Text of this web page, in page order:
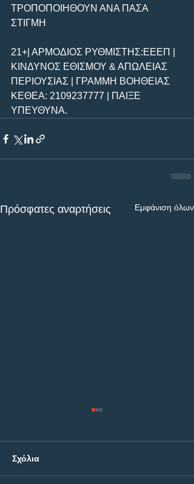
ΤΡΟΠΟΠΟΙΗΘΟΥΝ ΑΝΑ ΠΑΣΑ
ΣΤΙΓΜΗ
21+| ΑΡΜΟΔΙΟΣ ΡΥΘΜΙΣΤΗΣ:ΕΕΕΠ |
ΚΙΝΔΥΝΟΣ ΕΘΙΣΜΟΥ & ΑΠΩΛΕΙΑΣ
ΠΕΡΙΟΥΣΙΑΣ | ΓΡΑΜΜΗ ΒΟΗΘΕΙΑΣ
ΚΕΘΕΑ: 2109237777 | ΠΑΙΞΕ
ΥΠΕΥΘΥΝΑ.
Πρόσφατες αναρτήσεις Εμφάνιση όλων
Σχόλια